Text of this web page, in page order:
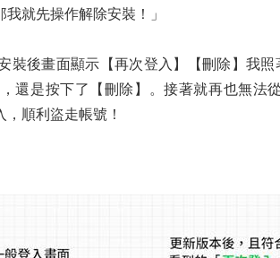
就先操作解除安裝！」
裝後畫面顯示【再次登入】【刪除】我
還是按下了【刪除】。接著就再也無法
順利盜走帳號！